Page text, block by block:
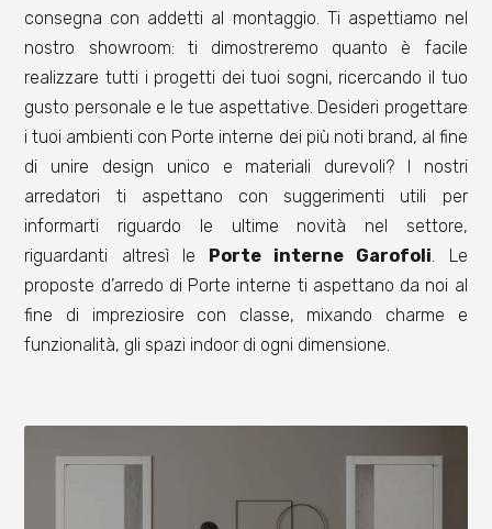
consegna con addetti al montaggio. Ti aspettiamo nel
nostro showroom: ti dimostreremo quanto è facile
realizzare tutti i progetti dei tuoi sogni, ricercando il tuo
gusto personale e le tue aspettative. Desideri progettare
i tuoi ambienti con Porte interne dei più noti brand, al fine
di unire design unico e materiali durevoli? I nostri
arredatori ti aspettano con suggerimenti utili per
informarti riguardo le ultime novità nel settore,
riguardanti altresì le Porte interne Garofoli. Le
proposte d’arredo di Porte interne ti aspettano da noi al
fine di impreziosire con classe, mixando charme e
funzionalità, gli spazi indoor di ogni dimensione.